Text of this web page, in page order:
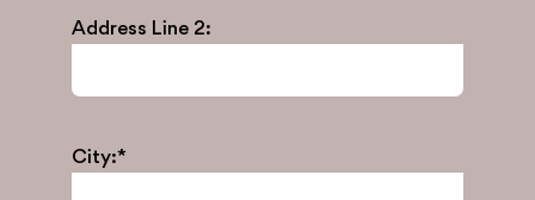
Address Line 2:
City:*